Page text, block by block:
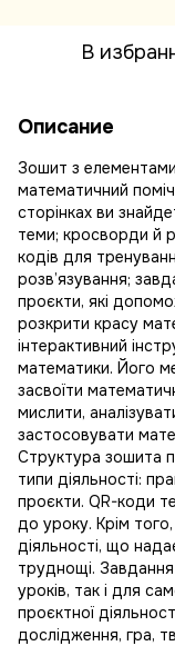
В
Описание
Зошит з
математичний
сторінках ви
теми; кросворди й
кодів для
розв’язування;
проєкти, які
розкрити красу
інтерактивний
математики. Його
засвоїти
мислити,
застосовувати
Структура зошита
типи діяльності:
проєкти. QR-коди
до уроку. Крім
діяльності, що
труднощі.
уроків, так і для
проєктної
дослідження, гра,